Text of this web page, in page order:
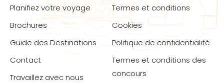
Planifiez votre voyage
Brochures
Guide des Destinations
Contact
Travaillez avec nous
Termes et conditions
Cookies
Politique de confidentialité
Termes et conditions des
concours